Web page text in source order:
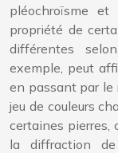
pléochroïsme et
propriété de
différentes
exemple, peut
en passant par le
jeu de couleurs
certaines pierres,
la diffraction